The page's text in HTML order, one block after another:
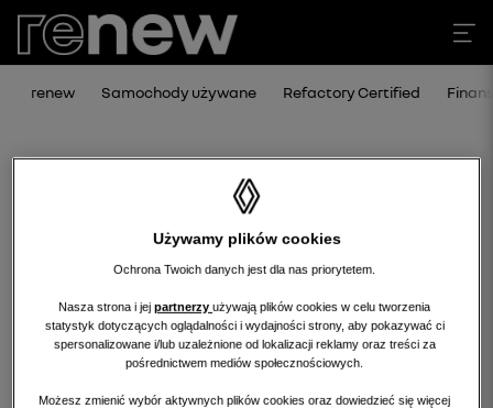
renew Samochody używane Refactory Certified
Niestety, wybrany dealer nie ma
obecnie żadnych ofert w tej kategorii.
Używamy plików cookies
Ochrona Twoich danych jest dla nas priorytetem.
Nasza strona i jej partnerzy używają plików cookies w celu tworzenia
statystyk dotyczących oglądalności i wydajności strony, aby pokazywać ci
spersonalizowane i/lub uzależnione od lokalizacji reklamy oraz treści za
pośrednictwem mediów społecznościowych.
Możesz zmienić wybór aktywnych plików cookies oraz dowiedzieć się więcej